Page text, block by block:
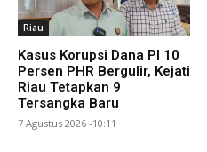
Riau
Kasus Korupsi Dana PI 10
Persen PHR Bergulir, Kejati
Riau Tetapkan 9
Tersangka Baru
7 Agustus 2026 -10:11